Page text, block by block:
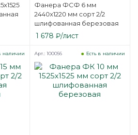
Фанера ФСФ 6 мм
2440х1220 мм сорт 2/2
шлифованная березовая
1 678 ₽/лист
наличии Есть в наличии
Арт.: 100056